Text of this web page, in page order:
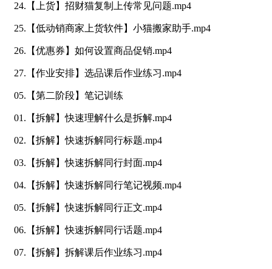
24.【上货】招财猫复制上传常见问题.mp4
25.【低动销商家上货软件】小猫搬家助手.mp4
26.【优惠券】如何设置商品促销.mp4
27.【作业安排】选品课后作业练习.mp4
05.【第二阶段】笔记训练
01.【拆解】快速理解什么是拆解.mp4
02.【拆解】快速拆解同行标题.mp4
03.【拆解】快速拆解同行封面.mp4
04.【拆解】快速拆解同行笔记视频.mp4
05.【拆解】快速拆解同行正文.mp4
06.【拆解】快速拆解同行话题.mp4
07.【拆解】拆解课后作业练习.mp4